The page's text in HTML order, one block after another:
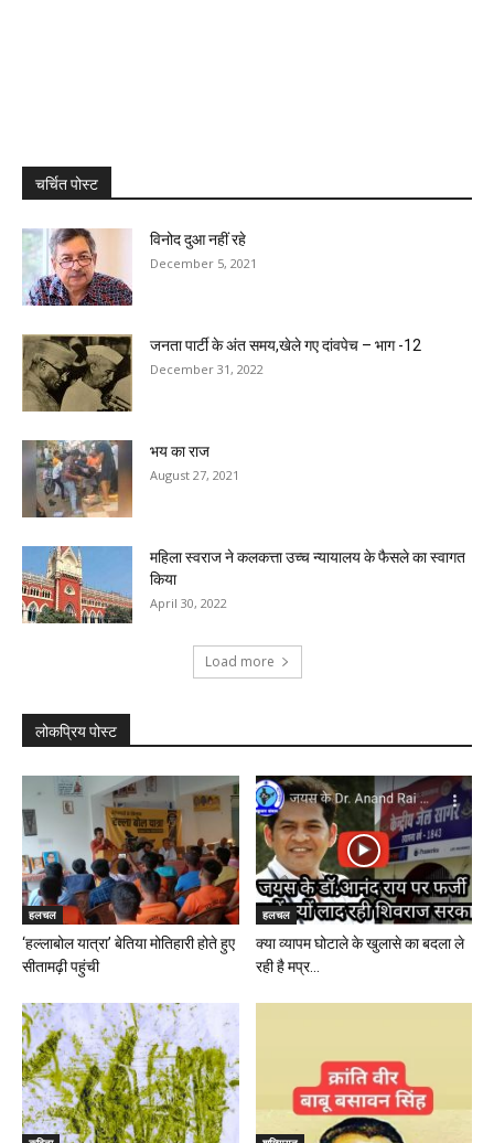
चर्चित पोस्ट
विनोद दुआ नहीं रहे
December 5, 2021
जनता पार्टी के अंत समय,खेले गए दांवपेच – भाग -12
December 31, 2022
भय का राज
August 27, 2021
महिला स्वराज ने कलकत्ता उच्च न्यायालय के फैसले का स्वागत
किया
April 30, 2022
Load more
लोकप्रिय पोस्ट
हलचल
‘हल्लाबोल यात्रा’ बेतिया मोतिहारी होते हुए
सीतामढ़ी पहुंची
हलचल
क्या व्यापम घोटाले के खुलासे का बदला ले
रही है मप्र...